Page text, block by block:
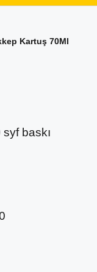
Kartuş 70Ml
baskı